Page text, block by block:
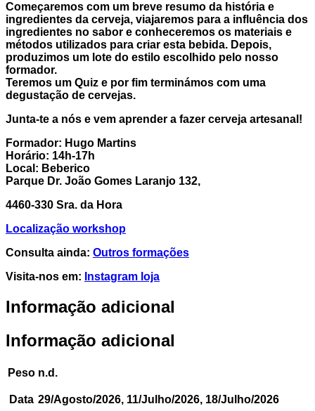
Começaremos com um breve resumo da história e
ingredientes da cerveja, viajaremos para a influência dos
ingredientes no sabor e conheceremos os materiais e
métodos utilizados para criar esta bebida. Depois,
produzimos um lote do estilo escolhido pelo nosso
formador.
Teremos um Quiz e por fim terminámos com uma
degustação de cervejas.
Junta-te a nós e vem aprender a fazer cerveja artesanal!
Formador: Hugo Martins
Horário: 14h-17h
Local: Beberico
Parque Dr. João Gomes Laranjo 132,
4460-330 Sra. da Hora
Localização workshop
Consulta ainda: Outros formações
Visita-nos em: Instagram loja
Informação adicional
Informação adicional
Peso n.d.
Data 29/Agosto/2026, 11/Julho/2026, 18/Julho/2026